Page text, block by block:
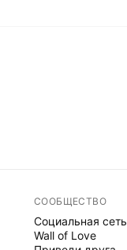
СООБЩЕСТВО
Социальная сеть
Wall of Love